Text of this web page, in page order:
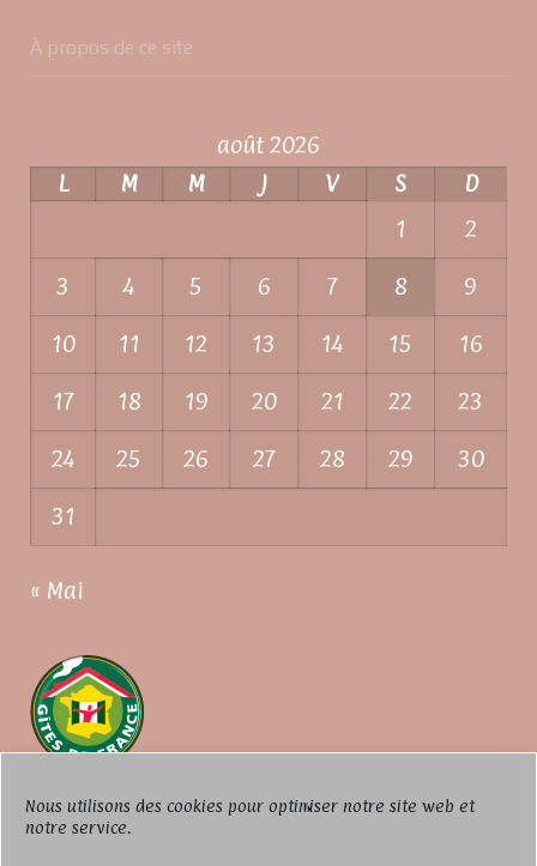
Nous utilisons des cookies pour optimiser notre site web et
notre service.
À propos de ce site
août 2026
L
M M J V S
D
1
2
3 4 5 6 7 8 9
10 11 12 13 14 15 16
17 18 19 20 21 22 23
24 25 26 27 28 29 30
31
« Mai